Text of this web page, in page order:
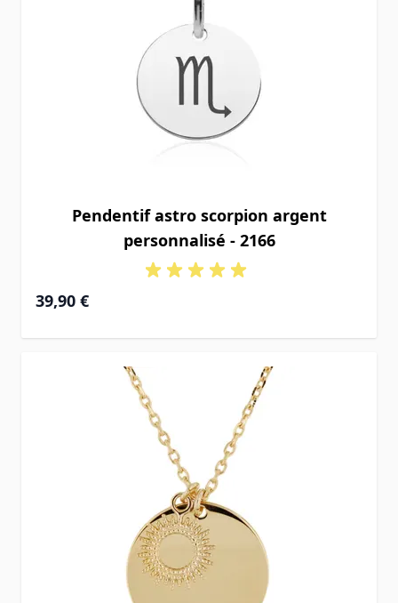
Pendentif astro scorpion argent
personnalisé - 2166
39,90 €